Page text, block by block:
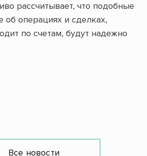
рассчитывает, что подобные
об операциях и сделках,
по счетам, будут надежно
Все новости